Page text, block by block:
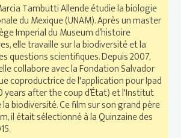
Tambutti Allende étudie la biologie
du Mexique (UNAM). Après un master
Imperial du Museum d’histoire
elle travaille sur la biodiversité et la
questions scientifiques. Depuis 2007,
collabore avec la Fondation Salvador
coproductrice de l'application pour Ipad
years after the coup d’État) et l'Institut
biodiversité. Ce film sur son grand père
il était sélectionné à la Quinzaine des